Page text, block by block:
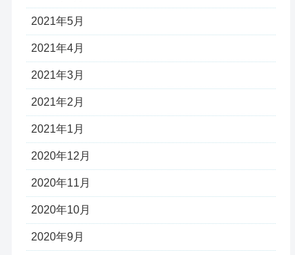
2021年5月
2021年4月
2021年3月
2021年2月
2021年1月
2020年12月
2020年11月
2020年10月
2020年9月